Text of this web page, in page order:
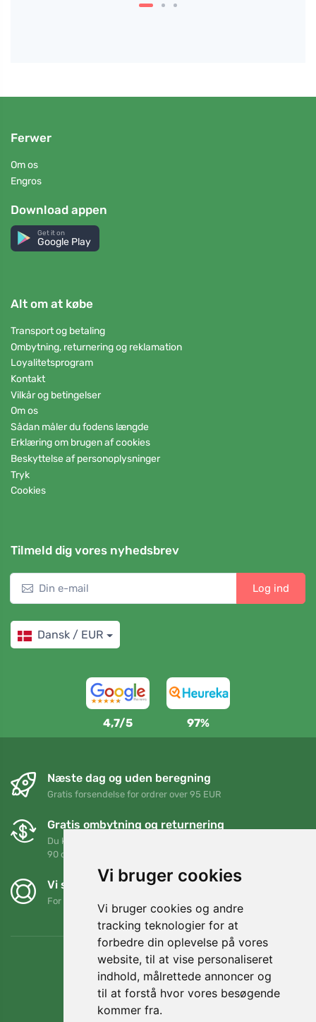
Vi bruger cookies
Vi bruger cookies og andre
tracking teknologier for at
forbedre din oplevelse på vores
website, til at vise personaliseret
indhold, målrettede annoncer og
til at forstå hvor vores besøgende
kommer fra.
Ferwer
Om os
Engros
Download appen
Get it on
Google Play
Alt om at købe
Transport og betaling
Ombytning, returnering og reklamation
Loyalitetsprogram
Kontakt
Vilkår og betingelser
Om os
Sådan måler du fodens længde
Erklæring om brugen af cookies
Beskyttelse af personoplysninger
Tryk
Cookies
Tilmeld dig vores nyhedsbrev
Log ind
Dansk / EUR
4,7/5 97%
Næste dag og uden beregning
Gratis forsendelse for ordrer over 95 EUR
Gratis ombytning og returnering
Du kan returnere eller bytte din ordre når som helst inden for
90 dage
Vi støtter Trees.org
For hver ordre planter vi et træ! Læs mere